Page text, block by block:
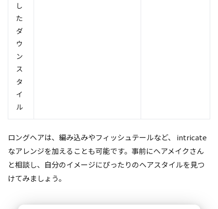
し
た
ダ
ウ
ン
ス
タ
イ
ル
ロングヘアは、編み込みやフィッシュテールなど、 intricate
なアレンジを加えることも可能です。事前にヘアメイクさん
と相談し、自分のイメージにぴったりのヘアスタイルを見つ
けてみましょう。